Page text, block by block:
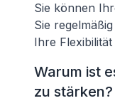
Sie können
Sie
Ihre
Warum ist
zu stärken?